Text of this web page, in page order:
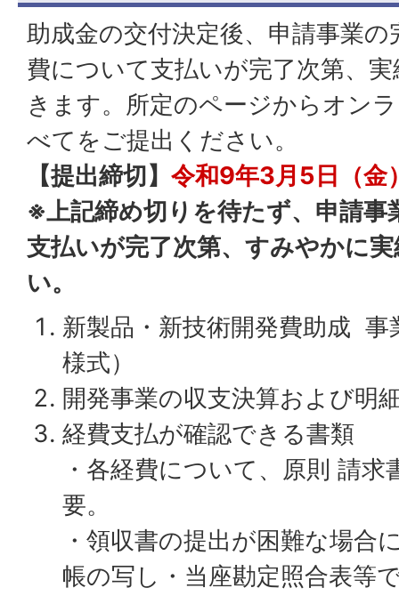
助成金の交付決定後、申請事業
費について支払いが完了次第、
きます。所定のページからオン
べてをご提出ください。
【提出締切】 令和9年3月5日（金
※上記締め切りを待たず、申請事
支払いが完了次第、すみやかに
い。
新製品・新技術開発費助成 事
様式）
開発事業の収支決算および明
経費支払が確認できる書類
・各経費について、原則 請
要。
・領収書の提出が困難な場合
帳の写し・当座勘定照合表等